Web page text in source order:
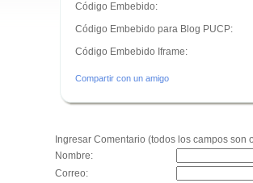
Código Embebido:
Código Embebido para Blog PUCP:
Código Embebido Iframe:
Compartir con un amigo
Ingresar Comentario (todos los campos son
Nombre:
Correo: